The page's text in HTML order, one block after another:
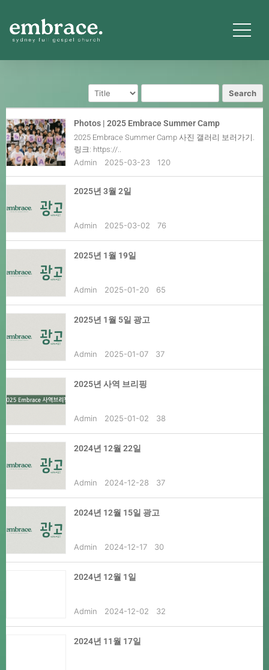
Search
Photos | 2025 Embrace Summer Camp
2025 Embrace Summer Camp 사진 갤러리 보러가기.
링크: https://..
Admin 2025-03-23 120
2025년 3월 2일
Admin 2025-03-02 76
2025년 1월 19일
Admin 2025-01-20 65
2025년 1월 5일 광고
Admin 2025-01-07 37
2025년 사역 브리핑
Admin 2025-01-02 38
2024년 12월 22일
Admin 2024-12-28 37
2024년 12월 15일 광고
Admin 2024-12-17 30
2024년 12월 1일
Admin 2024-12-02 32
2024년 11월 17일